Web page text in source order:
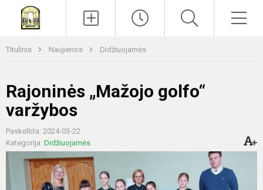
Titulinis Naujienos Didžiuojamės
Rajoninės „Mažojo golfo“
varžybos
Paskelbta: 2024-03-22
Kategorija: Didžiuojamės